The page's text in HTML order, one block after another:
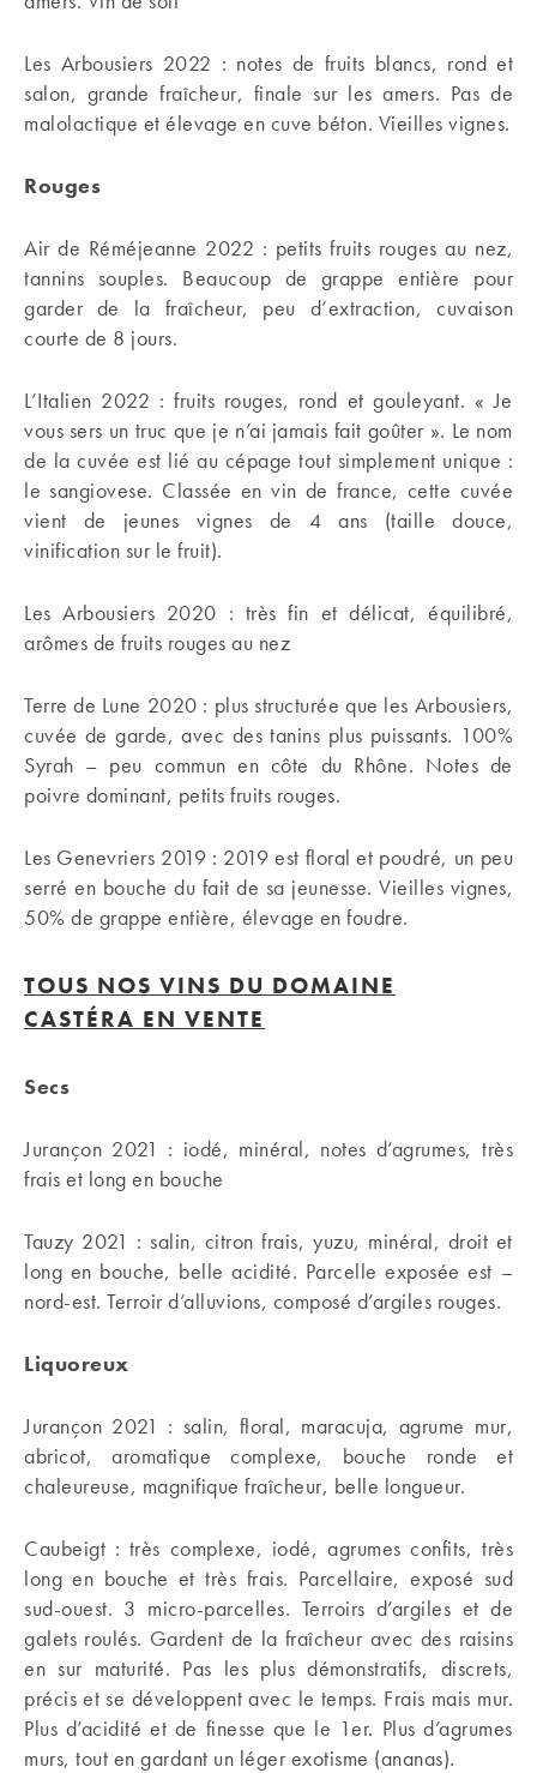
Les Arbousiers 2022 : notes de fruits blancs, rond et
salon, grande fraîcheur, finale sur les amers. Pas de
malolactique et élevage en cuve béton. Vieilles vignes.
Rouges
Air de Réméjeanne 2022 : petits fruits rouges au nez,
tannins souples. Beaucoup de grappe entière pour
garder de la fraîcheur, peu d’extraction, cuvaison
courte de 8 jours.
L’Italien 2022 : fruits rouges, rond et gouleyant. « Je
vous sers un truc que je n’ai jamais fait goûter ». Le nom
de la cuvée est lié au cépage tout simplement unique :
le sangiovese. Classée en vin de france, cette cuvée
vient de jeunes vignes de 4 ans (taille douce,
vinification sur le fruit).
Les Arbousiers 2020 : très fin et délicat, équilibré,
arômes de fruits rouges au nez
Terre de Lune 2020 : plus structurée que les Arbousiers,
cuvée de garde, avec des tanins plus puissants. 100%
Syrah – peu commun en côte du Rhône. Notes de
poivre dominant, petits fruits rouges.
Les Genevriers 2019 : 2019 est floral et poudré, un peu
serré en bouche du fait de sa jeunesse. Vieilles vignes,
50% de grappe entière, élevage en foudre.
TOUS NOS VINS DU DOMAINE
CASTÉRA EN VENTE
Secs
Jurançon 2021 : iodé, minéral, notes d’agrumes, très
frais et long en bouche
Tauzy 2021 : salin, citron frais, yuzu, minéral, droit et
long en bouche, belle acidité. Parcelle exposée est –
nord-est. Terroir d’alluvions, composé d’argiles rouges.
Liquoreux
Jurançon 2021 : salin, floral, maracuja, agrume mur,
abricot, aromatique complexe, bouche ronde et
chaleureuse, magnifique fraîcheur, belle longueur.
Caubeigt : très complexe, iodé, agrumes confits, très
long en bouche et très frais. Parcellaire, exposé sud
sud-ouest. 3 micro-parcelles. Terroirs d’argiles et de
galets roulés. Gardent de la fraîcheur avec des raisins
en sur maturité. Pas les plus démonstratifs, discrets,
précis et se développent avec le temps. Frais mais mur.
Plus d’acidité et de finesse que le 1er. Plus d’agrumes
murs, tout en gardant un léger exotisme (ananas).